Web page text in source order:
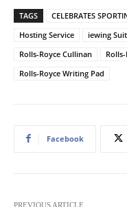
TAGS
CELEBRATES
Hosting Service
iewing
Rolls-Royce Cullinan
Rolls-Royce Writing Pad
Facebook
PREVIOUS ARTICLE